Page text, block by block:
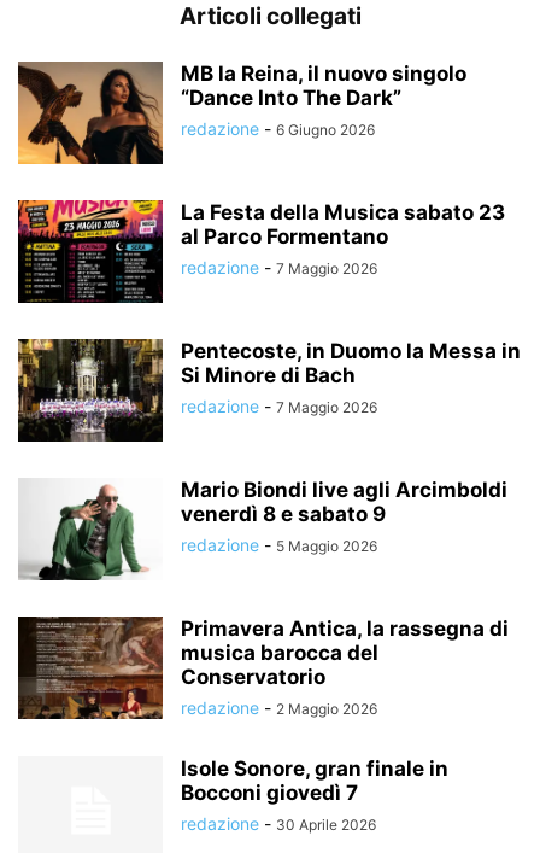
Articoli collegati
MB la Reina, il nuovo singolo
“Dance Into The Dark”
redazione - 6 Giugno 2026
La Festa della Musica sabato 23
al Parco Formentano
redazione - 7 Maggio 2026
Pentecoste, in Duomo la Messa in
Si Minore di Bach
redazione - 7 Maggio 2026
Mario Biondi live agli Arcimboldi
venerdì 8 e sabato 9
redazione - 5 Maggio 2026
Primavera Antica, la rassegna di
musica barocca del
Conservatorio
redazione - 2 Maggio 2026
Isole Sonore, gran finale in
Bocconi giovedì 7
redazione - 30 Aprile 2026